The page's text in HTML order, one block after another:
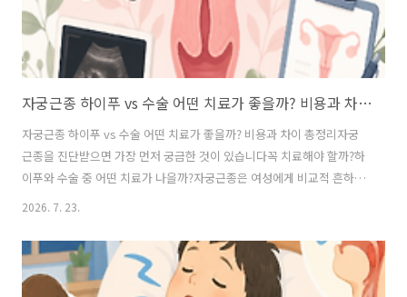
자궁근종 하이푸 vs 수술 어떤 치료가 좋을까? 비용과 차이 총정리
자궁근종 하이푸 vs 수술 어떤 치료가 좋을까? 비용과 차이 총정리자궁
근종을 진단받으면 가장 먼저 궁금한 것이 있습니다꼭 치료해야 할까?하
이푸와 수술 중 어떤 치료가 나을까?자궁근종은 여성에게 비교적 흔하게
발견되는 양성 종양으로 증상이 없다면 바로 치료하지 않고 정기적으로
반통, 압박감 등의 증상이 생긴다면 치료를 고려해야 하는데요최근에는
절개 없이 치료할 수 있는 자궁근종 하이푸 치료를 알아보는 분들도 많습
니다하지만 하이푸가 모든 자궁근종에 가능한 것은 아니며 근종의 위치
2026. 7. 23.